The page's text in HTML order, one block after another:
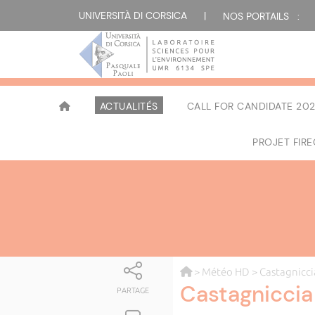
UNIVERSITÀ DI CORSICA | NOS PORTAILS :
ACTUALITÉS CALL FOR CANDIDATE
PROJET
PARTAGE
> Météo HD >
Castagniccia